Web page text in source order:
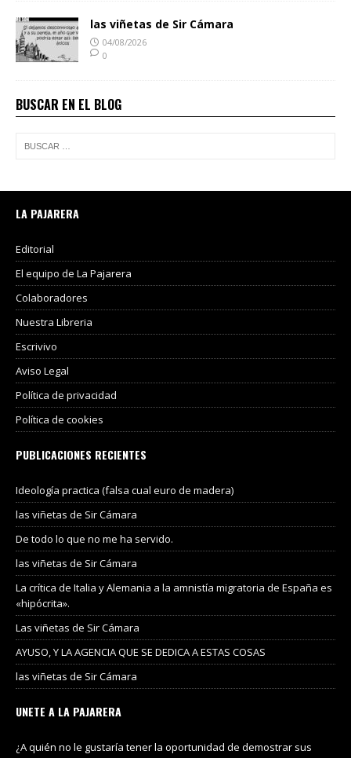
las viñetas de Sir Cámara
04/08/2026
0
BUSCAR EN EL BLOG
LA PAJARERA
Editorial
El equipo de La Pajarera
Colaboradores
Nuestra Libreria
Escrivivo
Aviso Legal
Política de privacidad
Política de cookies
PUBLICACIONES RECIENTES
Ideología practica (falsa cual euro de madera)
las viñetas de Sir Cámara
De todo lo que no me ha servido.
las viñetas de Sir Cámara
La crítica de Italia y Alemania a la amnistía migratoria de España es
«hipócrita».
Las viñetas de Sir Cámara
AYUSO, Y LA AGENCIA QUE SE DEDICA A ESTAS COSAS
las viñetas de Sir Cámara
UNETE A LA PAJARERA
¿A quién no le gustaría tener la oportunidad de demostrar sus